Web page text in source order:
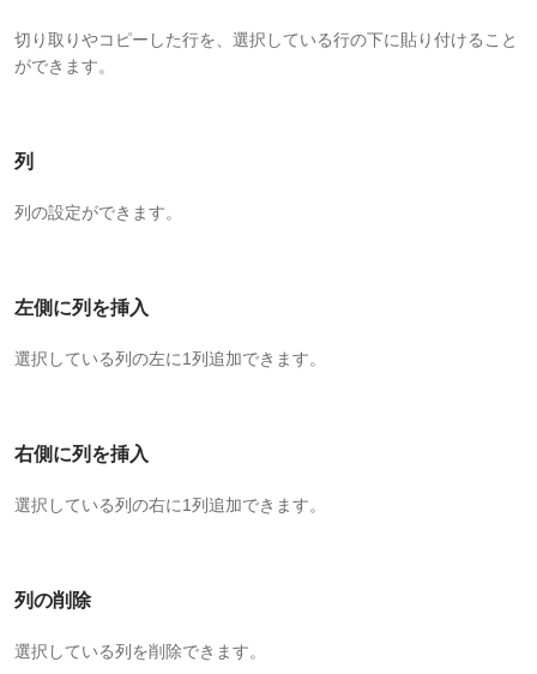
切り取りやコピーした行を、選択している行の下に貼り付けること
ができます。
列
列の設定ができます。
左側に列を挿入
選択している列の左に1列追加できます。
右側に列を挿入
選択している列の右に1列追加できます。
列の削除
選択している列を削除できます。